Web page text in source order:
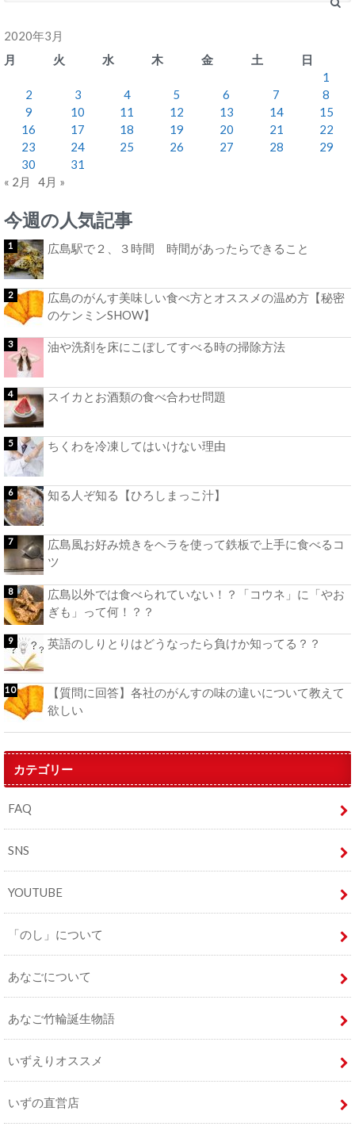
2020年3月
月
火 水 木 金 土
日
1
2
3 4 5 6 7
8
9
10 11 12 13 14
15
16
17 18 19 20 21
22
23
24 25 26 27 28
29
30
31
« 2月
4月 »
今週の人気記事
広島駅で２、３時間 時間があったらできること
広島のがんす美味しい食べ方とオススメの温め方【秘密
のケンミンSHOW】
油や洗剤を床にこぼしてすべる時の掃除方法
スイカとお酒類の食べ合わせ問題
ちくわを冷凍してはいけない理由
知る人ぞ知る【ひろしまっこ汁】
広島風お好み焼きをヘラを使って鉄板で上手に食べるコ
ツ
広島以外では食べられていない！？「コウネ」に「やお
ぎも」って何！？？
英語のしりとりはどうなったら負けか知ってる？？
【質問に回答】各社のがんすの味の違いについて教えて
欲しい
カテゴリー
FAQ
SNS
YOUTUBE
「のし」について
あなごについて
あなご竹輪誕生物語
いずえりオススメ
いずの直営店